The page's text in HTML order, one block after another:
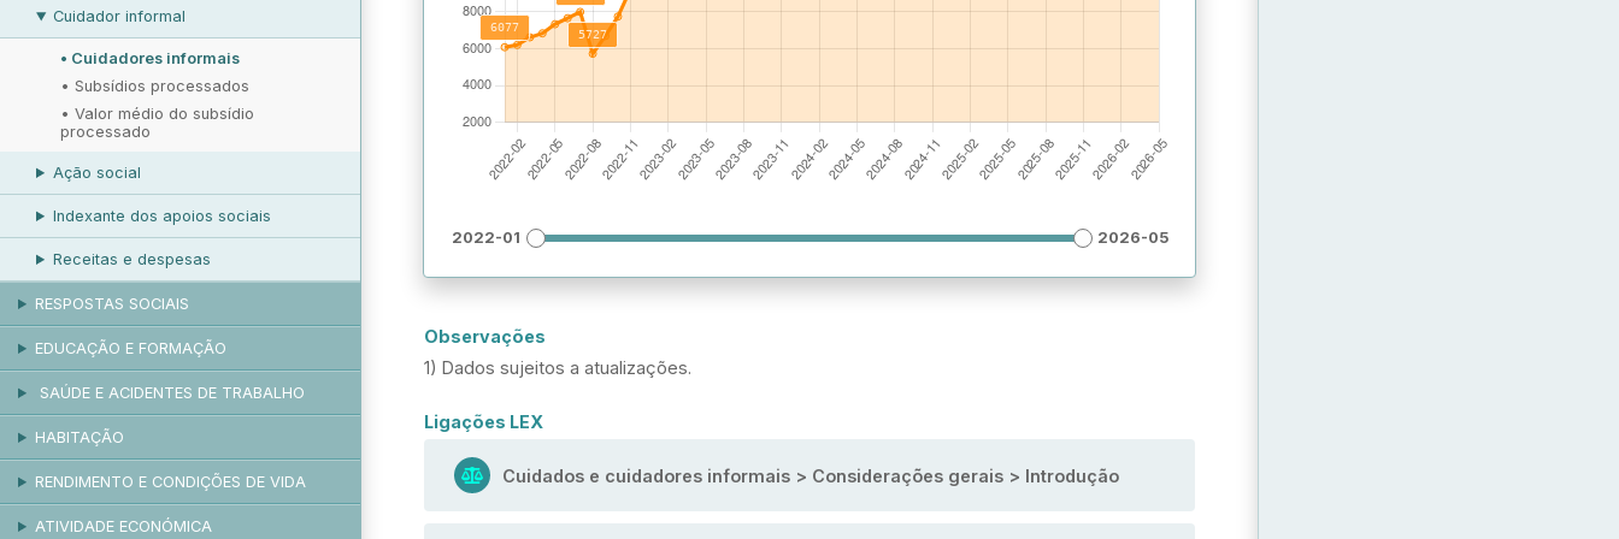
Cuidador informal
• Cuidadores informais
• Subsídios processados
• Valor médio do subsídio
processado
Ação social
Indexante dos apoios sociais
Receitas e despesas
RESPOSTAS SOCIAIS
EDUCAÇÃO E FORMAÇÃO
SAÚDE E ACIDENTES DE TRABALHO
HABITAÇÃO
RENDIMENTO E CONDIÇÕES DE VIDA
ATIVIDADE ECONÓMICA
2022-01 2026-05
Observações
1) Dados sujeitos a atualizações.
Ligações LEX
Cuidados e cuidadores informais > Considerações gerais > Introdução